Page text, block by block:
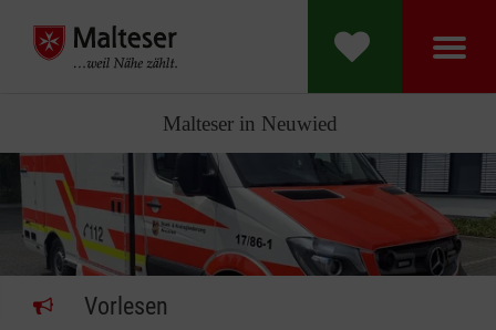
Malteser in Neuwied
Vorlesen